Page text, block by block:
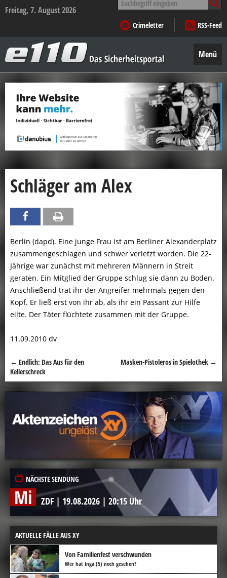
Freitag, 7. August 2026
nach:
Crimeletter
RSS-Feed
–
Das
Sicherheitsportal
Menü
Zum
Inhalt
springen
Schläger am Alex
Berlin (dapd). Eine junge Frau ist am Berliner Alexanderplatz
zusammengeschlagen und schwer verletzt worden. Die 22-
Jährige war zunächst mit mehreren Männern in Streit
geraten. Ein Mitglied der Gruppe schlug sie dann zu Boden.
Anschließend trat ihr der Angreifer mehrmals gegen den
Kopf. Er ließ erst von ihr ab, als ihr ein Passant zur Hilfe
eilte. Der Täter flüchtete zusammen mit der Gruppe.
11.09.2010 dv
Beitragsnavigation
← Endlich: Das Aus für den
Kellerschreck
Masken-Pistoleros in Spielothek →
NÄCHSTE SENDUNG
Mi ZDF | 19.08.2026 | 20:15 Uhr
AKTUELLE FÄLLE AUS XY
Von Familienfest verschwunden
Wer hat Inga (5) noch gesehen?